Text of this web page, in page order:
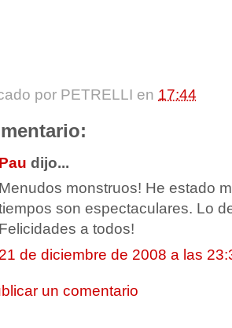
por PETRELLI en 17:44
Pau dijo...
Menudos monstruos! He estado
son espectaculares. Lo
Felicidades a todos!
21 de diciembre de 2008 a las
un comentario